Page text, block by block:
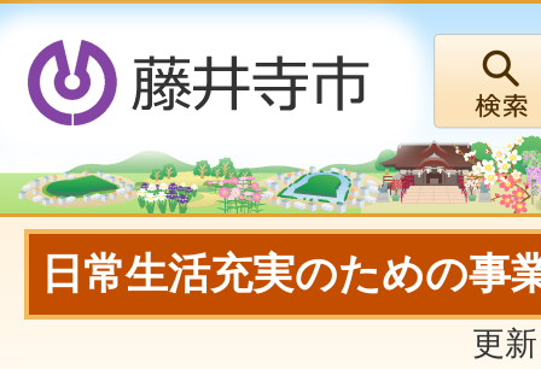
日常生活充実のための事
更